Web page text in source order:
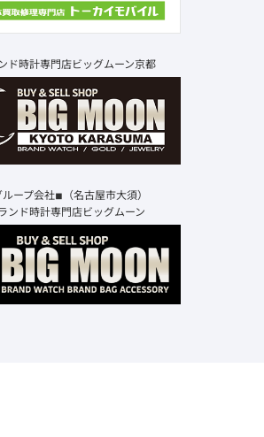
ド時計専門店ビッグムーン京都
ループ会社◾︎（名古屋市大須）
ンド時計専門店ビッグムーン